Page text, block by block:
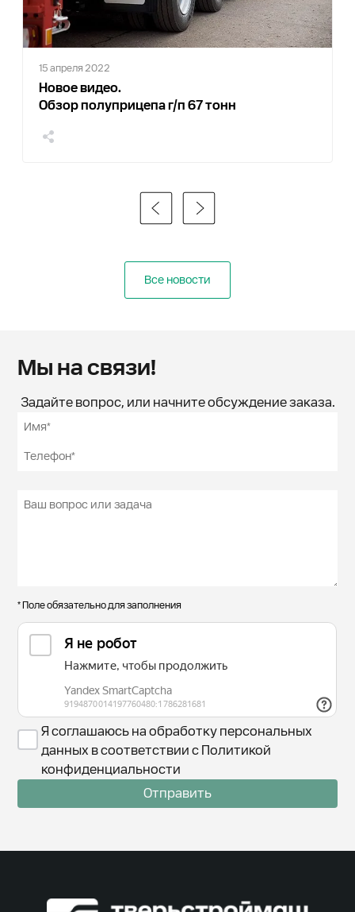
15 апреля 2022
Новое видео.
Обзор полуприцепа г/п 67 тонн
Все новости
Мы на связи!
Задайте вопрос, или начните обсуждение заказа.
* Поле обязательно для заполнения
Я соглашаюсь на обработку персональных
данных в соответствии с Политикой
конфиденциальности
Отправить